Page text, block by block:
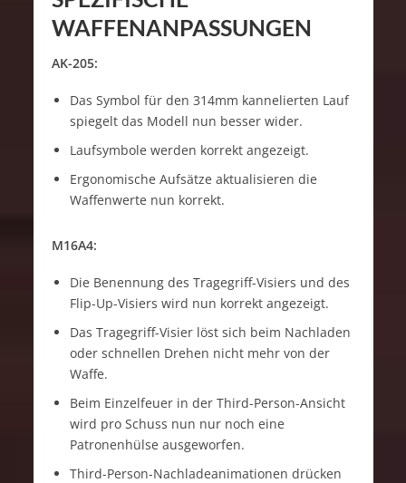
WAFFENANPASSUNGEN
AK-205:
Das Symbol für den 314mm kannelierten Lauf
spiegelt das Modell nun besser wider.
Laufsymbole werden korrekt angezeigt.
Ergonomische Aufsätze aktualisieren die
Waffenwerte nun korrekt.
M16A4:
Die Benennung des Tragegriff-Visiers und des
Flip-Up-Visiers wird nun korrekt angezeigt.
Das Tragegriff-Visier löst sich beim Nachladen
oder schnellen Drehen nicht mehr von der
Waffe.
Beim Einzelfeuer in der Third-Person-Ansicht
wird pro Schuss nun nur noch eine
Patronenhülse ausgeworfen.
Third-Person-Nachladeanimationen drücken